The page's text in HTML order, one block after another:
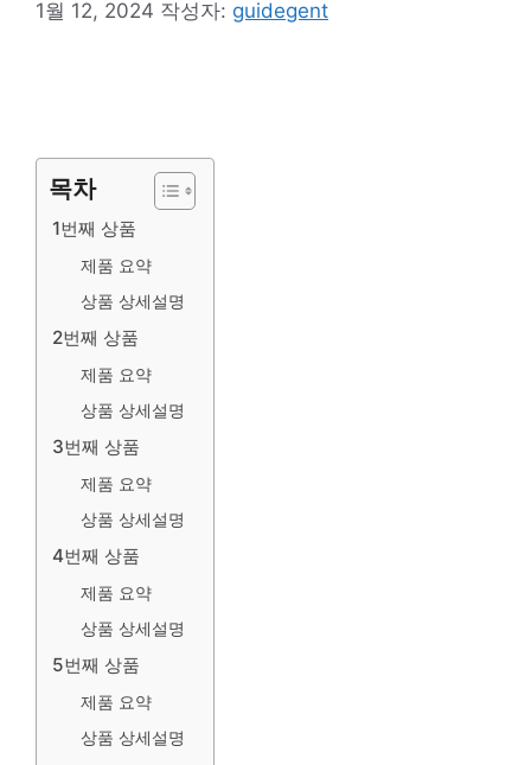
1월 12, 2024 작성자: guidegent
목차
1번째 상품
제품 요약
상품 상세설명
2번째 상품
제품 요약
상품 상세설명
3번째 상품
제품 요약
상품 상세설명
4번째 상품
제품 요약
상품 상세설명
5번째 상품
제품 요약
상품 상세설명